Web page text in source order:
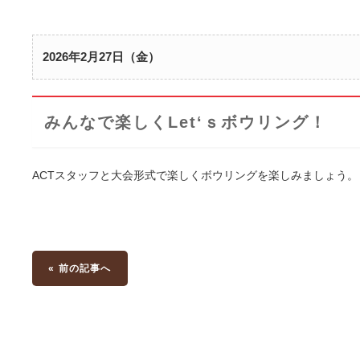
2026年2月27日（金）
みんなで楽しくLet‘ｓボウリング！
ACTスタッフと大会形式で楽しくボウリングを楽しみましょう。
« 前の記事へ